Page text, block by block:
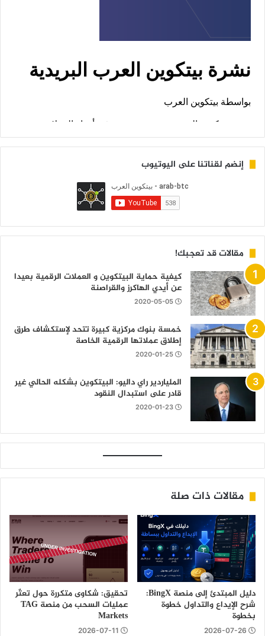
إنضم لقناتنا على اليوتيوب
مقالات قد تعجبك!
كيفية حماية البيتكوين و العملات الرقمية بعيدا
عن أيدي الهاكرز والقراصنة
2020-05-05
خمسة بنوك مركزية كبيرة تتحد لإستكشاف طرق
إطلاق عملاتها الرقمية الخاصة
2020-01-25
الملياردير راي داليو: البيتكوين بشكله الحالي غير
قادر على استبدال النقود
2020-01-23
مقالات ذات صلة
دليل المبتدئ إلى منصة BingX:
شرح الإيداع والتداول خطوة
بخطوة
2026-07-26
تحقيق: شكاوى متكررة حول تعثّر
عمليات السحب من منصة TAG
Markets
2026-07-11